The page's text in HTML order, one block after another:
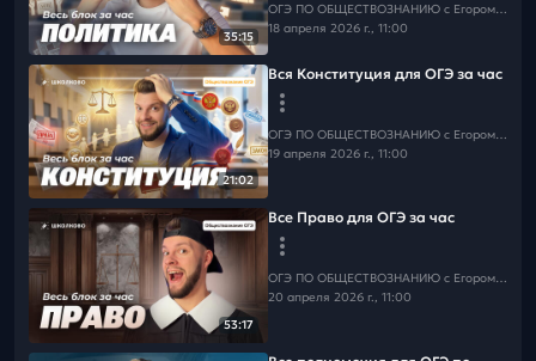
35:15
ОГЭ ПО ОБЩЕСТВОЗНАНИЮ c Егором Кантом
18 апреля 2026 г., 11:00
21:02
Вся Конституция для ОГЭ за час
19 апреля 2026 г., 11:00
53:17
Все Право для ОГЭ за час
ОГЭ ПО ОБЩЕСТВОЗНАНИЮ c Егором Кантом
20 апреля 2026 г., 11:00